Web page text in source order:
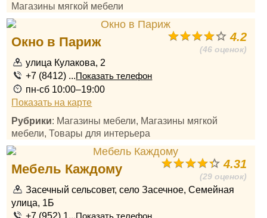
Магазины мягкой мебели
4.2
(46 оценок)
Окно в Париж
улица Кулакова, 2
+7 (8412) ...Показать телефон
пн-сб 10:00–19:00
Показать на карте
Рубрики: Магазины мебели, Магазины мягкой
мебели, Товары для интерьера
4.31
(29 оценок)
Мебель Каждому
Засечный сельсовет, село Засечное, Семейная
улица, 1Б
+7 (952) 1...